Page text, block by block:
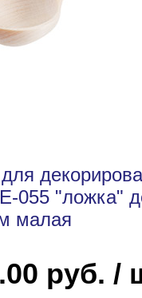
055 "ложка"
малая
руб. /